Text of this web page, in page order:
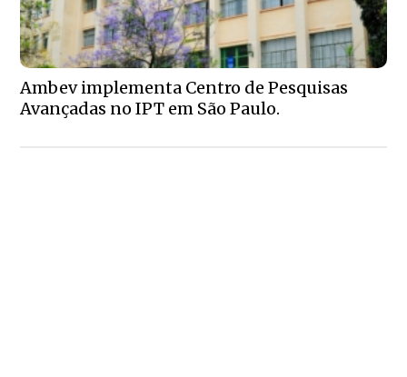
Ambev implementa Centro de Pesquisas
Avançadas no IPT em São Paulo.